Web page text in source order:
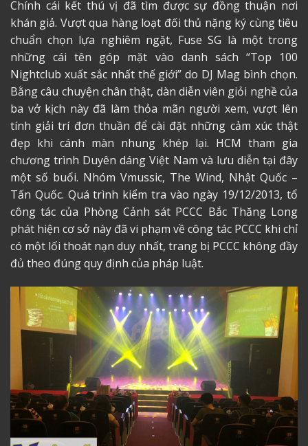
Chính cái kết thú vị đã tìm được sự đồng thuận nơi
khán giả. Vượt qua hàng loạt đối thủ nặng ký cùng tiêu
chuẩn chọn lựa nghiêm ngặt, Fuse SG là một trong
những cái tên góp mặt vào danh sách “Top 100
Nightclub xuất sắc nhất thế giới” do DJ Mag bình chọn.
Bằng câu chuyện chân thật, dàn diễn viên giỏi nghề của
ba vở kịch này đã làm thỏa mãn người xem, vượt lên
tính giải trí đơn thuần để cài đặt những cảm xúc thật
đẹp khi cánh màn nhung khép lại. HCM tham gia
chương trình Duyên dáng Việt Nam và lưu diễn tại đây
một số buổi. Nhóm Vmussic, The Wind, Nhật Quốc –
Tấn Quốc. Quá trình kiểm tra vào ngày 19/12/2013, tổ
công tác của Phòng Cảnh sát PCCC Bắc Thăng Long
phát hiện cơ sở này đã vi phạm về công tác PCCC khi chỉ
có một lối thoát nạn duy nhất, trang bị PCCC không đầy
đủ theo đúng quy định của pháp luật.